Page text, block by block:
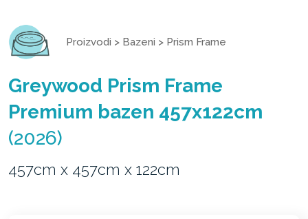
Proizvodi > Bazeni > Prism Frame
Greywood Prism Frame
Premium bazen 457x122cm
(2026)
457cm x 457cm x 122cm